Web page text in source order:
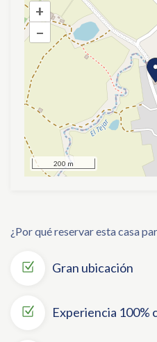
+
–
+
–
200 m
¿Por qué reservar esta casa
Gran ubicación
Experiencia 100%